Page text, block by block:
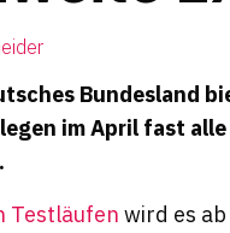
Bundesland
im April fast
Testläufen wird es